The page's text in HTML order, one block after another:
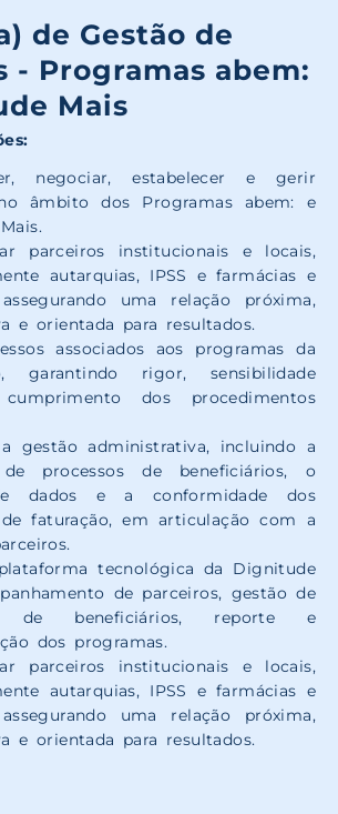
de Gestão de
- Programas abem:
Mais
negociar, estabelecer e gerir
âmbito dos Programas abem: e
parceiros institucionais e locais,
autarquias, IPSS e farmácias e
uma relação próxima,
e orientada para resultados.
associados aos programas da
garantindo rigor, sensibilidade
dos procedimentos
a gestão administrativa, incluindo a
de processos de beneficiários, o
dados e a conformidade dos
de faturação, em articulação com a
tecnológica da Dignitude
de parceiros, gestão de
de beneficiários, reporte e
dos programas.
parceiros institucionais e locais,
autarquias, IPSS e farmácias e
uma relação próxima,
e orientada para resultados.